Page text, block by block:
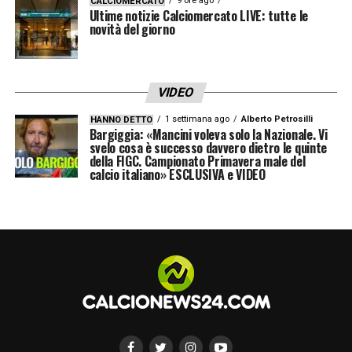
contatti minori, come il fallo fischiato a
Bernede al 19′ e la punizione concessa al
Cagliari per fallo di Obert al 5′, dimostrando
LA PLAYLIST DELLE NOSTRE TOP NEWS
Ultime notizie Calciomercato LIVE: tutte le
novità del giorno
VIDEO
HANNO DETTO 1 settimana ago Alberto Petrosilli
Bargiggia: «Mancini voleva solo la Nazionale. Vi
svelo cosa è successo davvero dietro le quinte
della FIGC. Campionato Primavera male del
calcio italiano» ESCLUSIVA e VIDEO